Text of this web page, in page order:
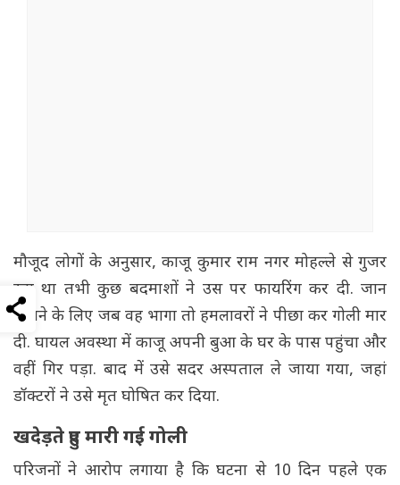
मौजूद लोगों के अनुसार, काजू कुमार राम नगर मोहल्ले से गुजर
रहा था तभी कुछ बदमाशों ने उस पर फायरिंग कर दी. जान
बचाने के लिए जब वह भागा तो हमलावरों ने पीछा कर गोली मार
दी. घायल अवस्था में काजू अपनी बुआ के घर के पास पहुंचा और
वहीं गिर पड़ा. बाद में उसे सदर अस्पताल ले जाया गया, जहां
डॉक्टरों ने उसे मृत घोषित कर दिया.
खदेड़ते हुए मारी गई गोली
परिजनों ने आरोप लगाया है कि घटना से 10 दिन पहले एक